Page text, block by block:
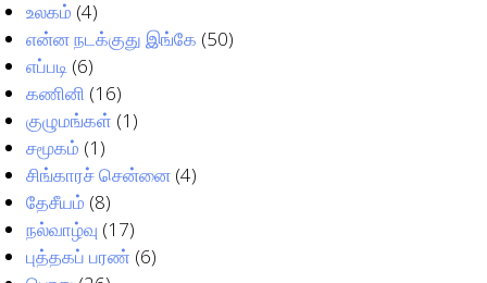
உலகம் (4)
என்ன நடக்குது இங்கே (50)
எப்படி (6)
கணினி (16)
குழுமங்கள் (1)
சமூகம் (1)
சிங்காரச் சென்னை (4)
தேசீயம் (8)
நல்வாழ்வு (17)
புத்தகப் பரண் (6)